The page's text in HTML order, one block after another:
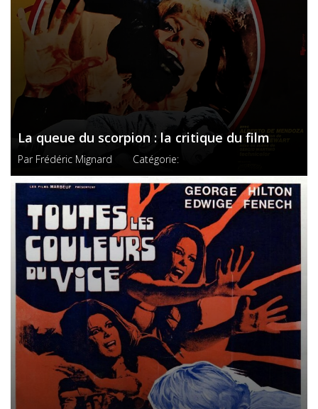
La queue du scorpion : la critique du film
Par Frédéric Mignard Catégorie: